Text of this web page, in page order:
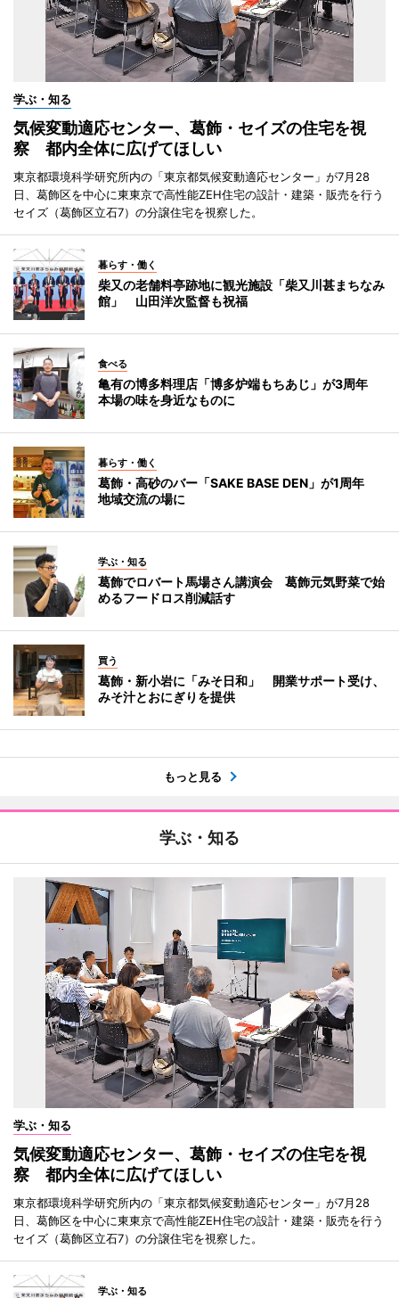
学ぶ・知る
気候変動適応センター、葛飾・セイズの住宅を視
察 都内全体に広げてほしい
東京都環境科学研究所内の「東京都気候変動適応センター」が7月28
日、葛飾区を中心に東東京で高性能ZEH住宅の設計・建築・販売を行う
セイズ（葛飾区立石7）の分譲住宅を視察した。
暮らす・働く
柴又の老舗料亭跡地に観光施設「柴又川甚まちなみ
館」 山田洋次監督も祝福
食べる
亀有の博多料理店「博多炉端もちあじ」が3周年
本場の味を身近なものに
暮らす・働く
葛飾・高砂のバー「SAKE BASE DEN」が1周年
地域交流の場に
学ぶ・知る
葛飾でロバート馬場さん講演会 葛飾元気野菜で始
めるフードロス削減話す
買う
葛飾・新小岩に「みそ日和」 開業サポート受け、
みそ汁とおにぎりを提供
もっと見る
学ぶ・知る
学ぶ・知る
気候変動適応センター、葛飾・セイズの住宅を視
察 都内全体に広げてほしい
東京都環境科学研究所内の「東京都気候変動適応センター」が7月28
日、葛飾区を中心に東東京で高性能ZEH住宅の設計・建築・販売を行う
セイズ（葛飾区立石7）の分譲住宅を視察した。
学ぶ・知る